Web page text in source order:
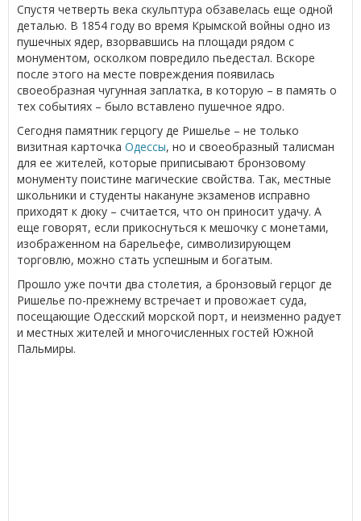
Спустя четверть века скульптура обзавелась еще одной
деталью. В 1854 году во время Крымской войны одно из
пушечных ядер, взорвавшись на площади рядом с
монументом, осколком повредило пьедестал. Вскоре
после этого на месте повреждения появилась
своеобразная чугунная заплатка, в которую – в память о
тех событиях – было вставлено пушечное ядро.
Сегодня памятник герцогу де Ришелье – не только
визитная карточка Одессы, но и своеобразный талисман
для ее жителей, которые приписывают бронзовому
монументу поистине магические свойства. Так, местные
школьники и студенты накануне экзаменов исправно
приходят к дюку – считается, что он приносит удачу. А
еще говорят, если прикоснуться к мешочку с монетами,
изображенном на барельефе, символизирующем
торговлю, можно стать успешным и богатым.
Прошло уже почти два столетия, а бронзовый герцог де
Ришелье по-прежнему встречает и провожает суда,
посещающие Одесский морской порт, и неизменно радует
и местных жителей и многочисленных гостей Южной
Пальмиры.